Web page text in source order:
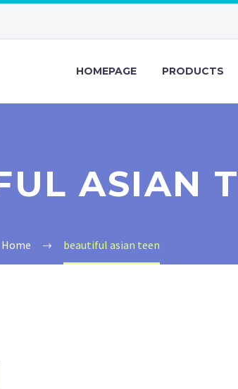
HOMEPAGE PRODUCTS
ASIAN
Home beautiful asian teen